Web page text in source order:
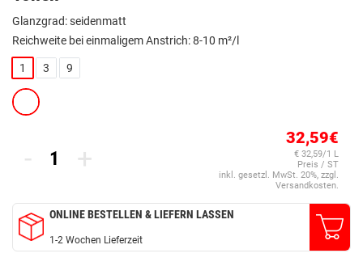
Glanzgrad: seidenmatt
Reichweite bei einmaligem Anstrich: 8-10 m²/l
1 3 9
- +
32,59€
€ 32,59/1 L
Preis / ST
inkl. gesetzl. MwSt. 20%, zzgl.
Versandkosten.
ONLINE BESTELLEN & LIEFERN LASSEN
1-2 Wochen Lieferzeit